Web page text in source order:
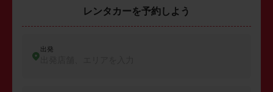
レンタカーを予約しよう
出発